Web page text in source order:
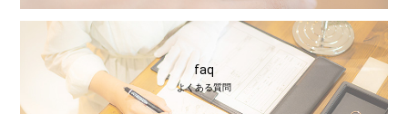
faq
よくある質問